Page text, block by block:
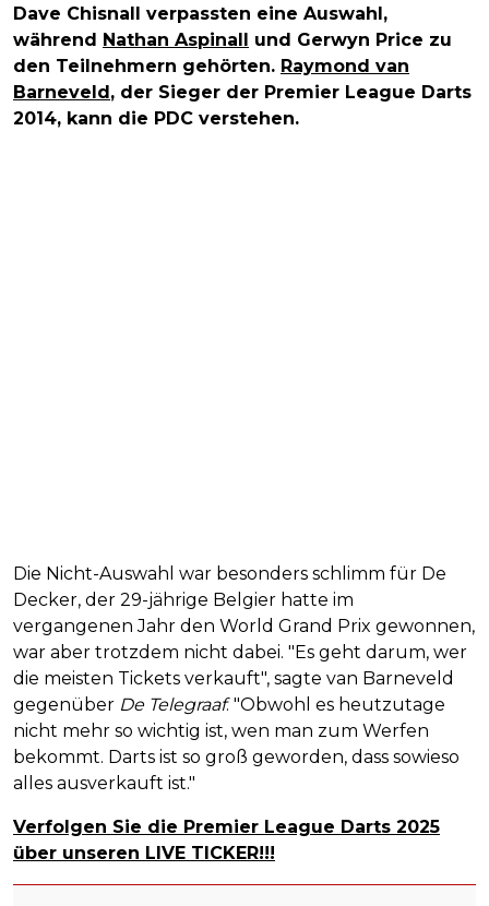
Dave Chisnall verpassten eine Auswahl,
während Nathan Aspinall und Gerwyn Price zu
den Teilnehmern gehörten. Raymond van
Barneveld, der Sieger der Premier League Darts
2014, kann die PDC verstehen.
Die Nicht-Auswahl war besonders schlimm für De
Decker, der 29-jährige Belgier hatte im
vergangenen Jahr den World Grand Prix gewonnen,
war aber trotzdem nicht dabei. "Es geht darum, wer
die meisten Tickets verkauft", sagte van Barneveld
gegenüber De Telegraaf. "Obwohl es heutzutage
nicht mehr so wichtig ist, wen man zum Werfen
bekommt. Darts ist so groß geworden, dass sowieso
alles ausverkauft ist."
Verfolgen Sie die Premier League Darts 2025
über unseren LIVE TICKER!!!